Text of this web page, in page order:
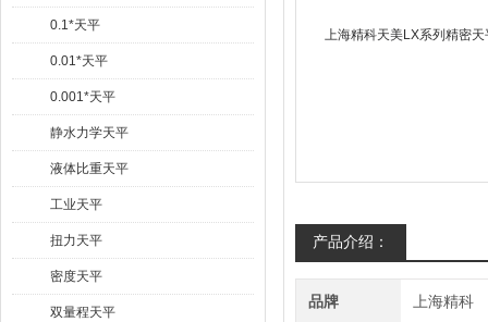
0.1*天平
0.01*天平
0.001*天平
静水力学天平
液体比重天平
工业天平
扭力天平
密度天平
双量程天平
产品介绍：
品牌 上海精科